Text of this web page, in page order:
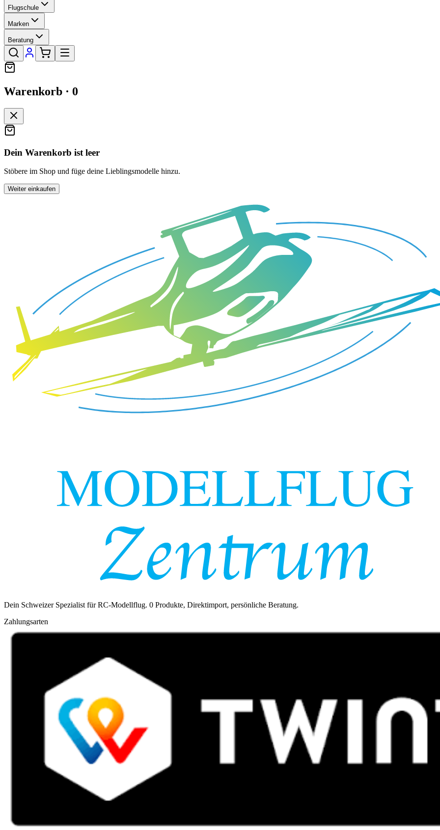
Flugschule
Marken
Beratung
Warenkorb · 0
Dein Warenkorb ist leer
Stöbere im Shop und füge deine Lieblingsmodelle hinzu.
Weiter einkaufen
Dein Schweizer Spezialist für RC-Modellflug. 0 Produkte, Direktimport, persönliche Beratung.
Zahlungsarten